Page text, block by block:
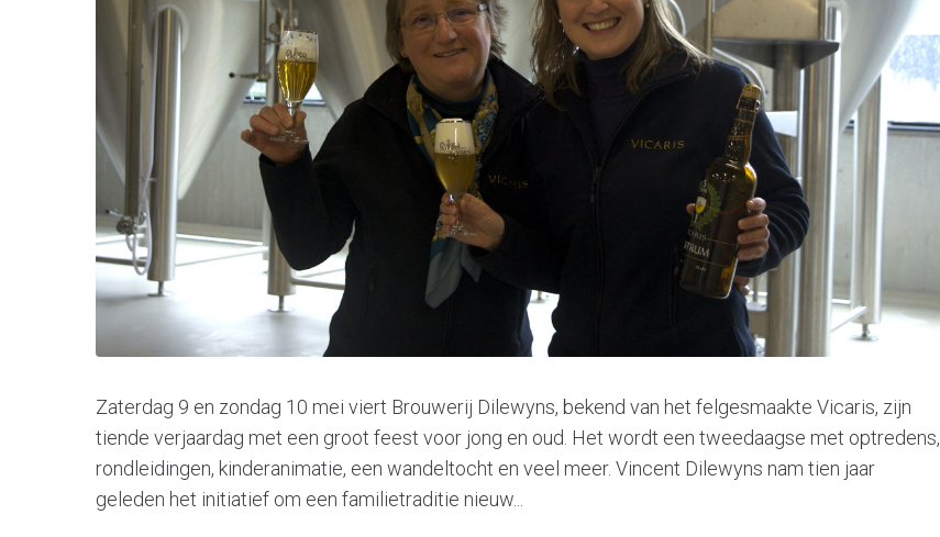
Zaterdag 9 en zondag 10 mei viert Brouwerij Dilewyns, bekend van het felgesmaakte Vicaris, zijn
tiende verjaardag met een groot feest voor jong en oud. Het wordt een tweedaagse met optredens,
rondleidingen, kinderanimatie, een wandeltocht en veel meer. Vincent Dilewyns nam tien jaar
geleden het initiatief om een familietraditie nieuw...